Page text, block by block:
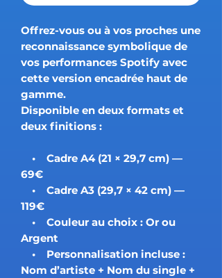
Offrez-vous ou à vos proches une
reconnaissance symbolique de
vos performances Spotify avec
cette version encadrée haut de
gamme.
Disponible en deux formats et
deux finitions :
• Cadre A4 (21 × 29,7 cm) —
69€
• Cadre A3 (29,7 × 42 cm) —
119€
• Couleur au choix : Or ou
Argent
• Personnalisation incluse :
Nom d’artiste + Nom du single +